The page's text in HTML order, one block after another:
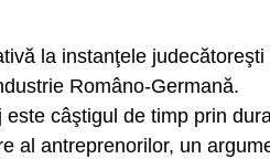
la instanţele judecătoreşti
Româno-Germană.
câştigul de timp prin
al antreprenorilor, un